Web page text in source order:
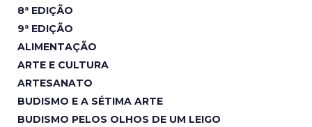
8ª EDIÇÃO
9ª EDIÇÃO
ALIMENTAÇÃO
ARTE E CULTURA
ARTESANATO
BUDISMO E A SÉTIMA ARTE
BUDISMO PELOS OLHOS DE UM LEIGO